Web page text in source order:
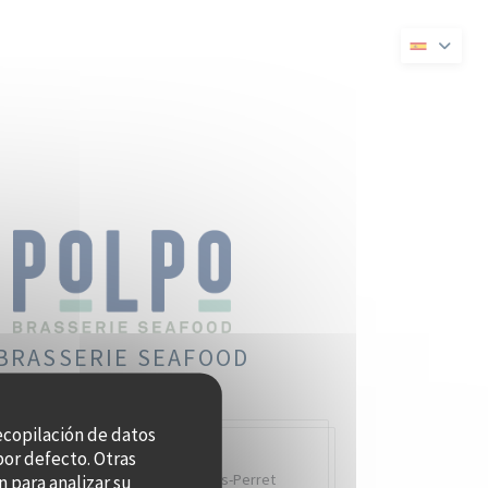
de datos
defecto. Otras
para analizar su
ventana))
una nueva ventana))
SEAFOOD
Charles Pasqua,92300 Levallois-Perret